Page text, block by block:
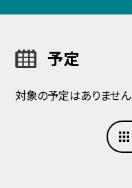
予定
対象の予定はありません